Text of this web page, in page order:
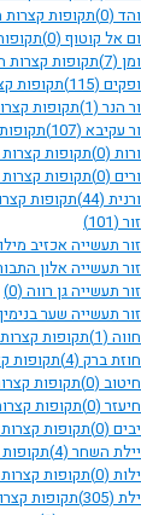
(0) תקופות
אל קוטוף (0)
(7) תקופות
(115) תקופות
הנר (1) תקופות
עקיבא (107)
(0) תקופות
(0) תקופות
(44) תקופות
(101)
תעשייה אכזיב
תעשייה אלון
תעשייה גן רווה (0)
תעשייה שער בנימין
(1) תקופות
ברק (4) תקופות
(0) תקופות
(0) תקופות
(0) תקופות
השחר (4)
(0) תקופות
(305) תקופות